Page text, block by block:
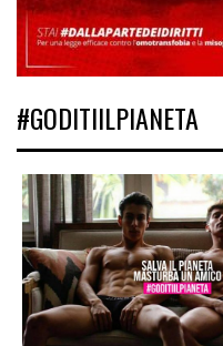
#GODITIILPIANETA